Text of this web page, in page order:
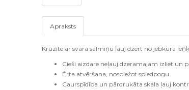
Apraksts
Krūzīte ar svara salmiņu ļauj dzert no jebkura
Cieši aizdare neļauj dzeramajam izliet un
Ērta atvēršana, nospiežot spiedpogu.
Caurspīdība un pārdrukāta skala ļauj